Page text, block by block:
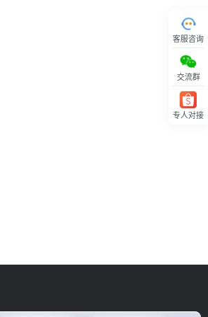
客服咨询
交流群
专人对接